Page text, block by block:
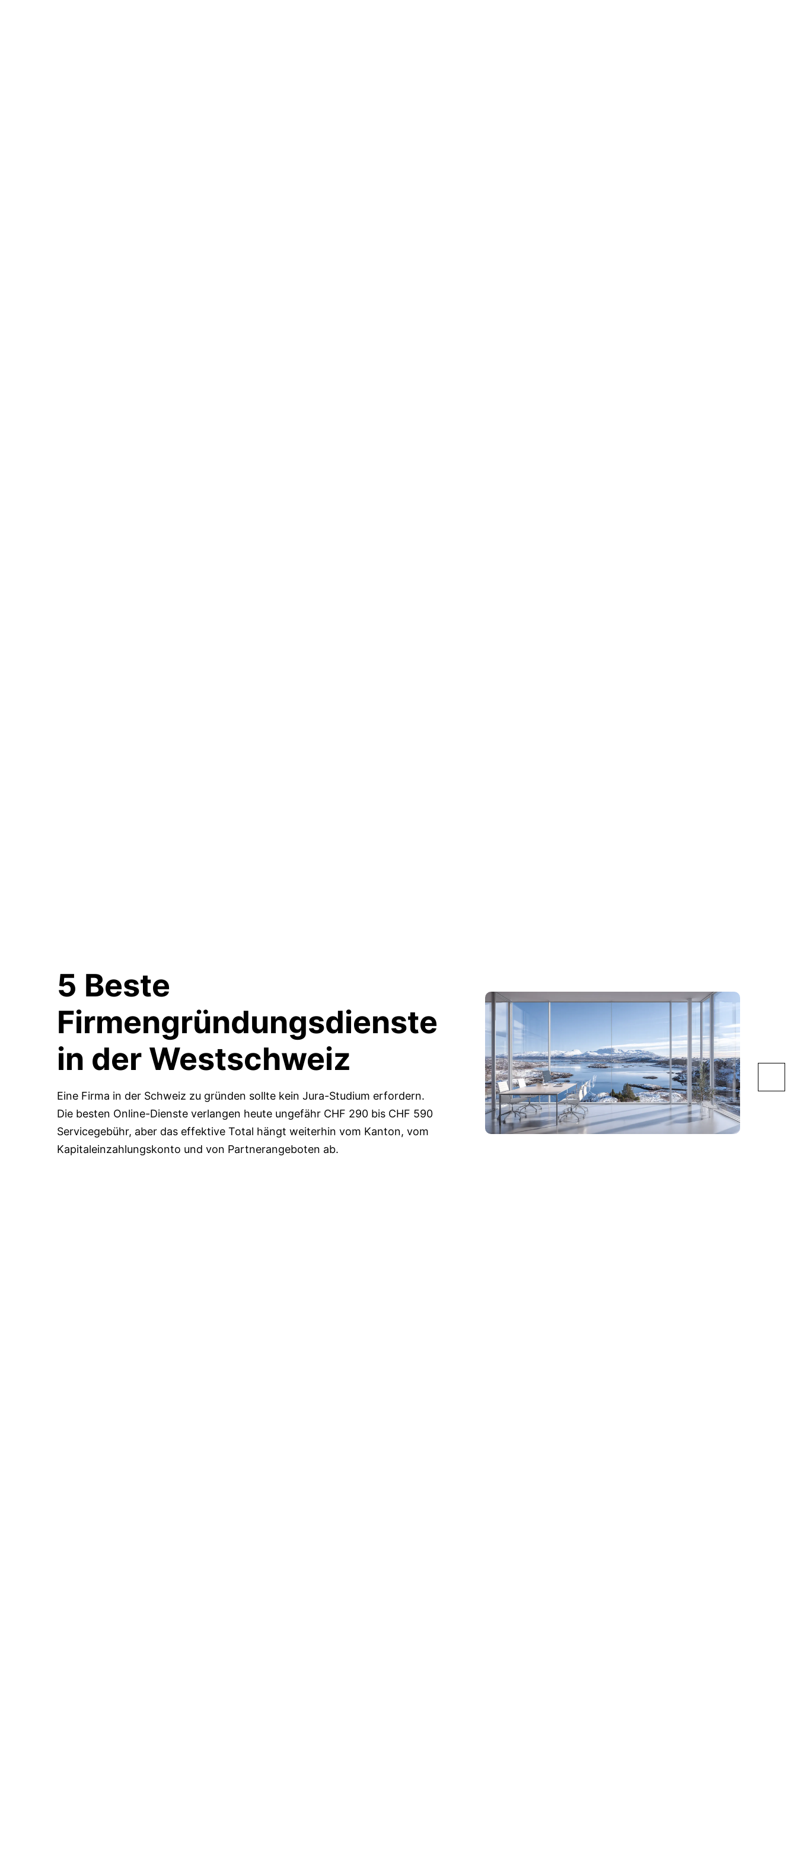
5 Beste
Firmengründungsdienste
in der Westschweiz
Eine Firma in der Schweiz zu gründen sollte kein Jura-Studium erfordern.
Die besten Online-Dienste verlangen heute ungefähr CHF 290 bis CHF 590
Servicegebühr, aber das effektive Total hängt weiterhin vom Kanton, vom
Kapitaleinzahlungskonto und von Partnerangeboten ab.